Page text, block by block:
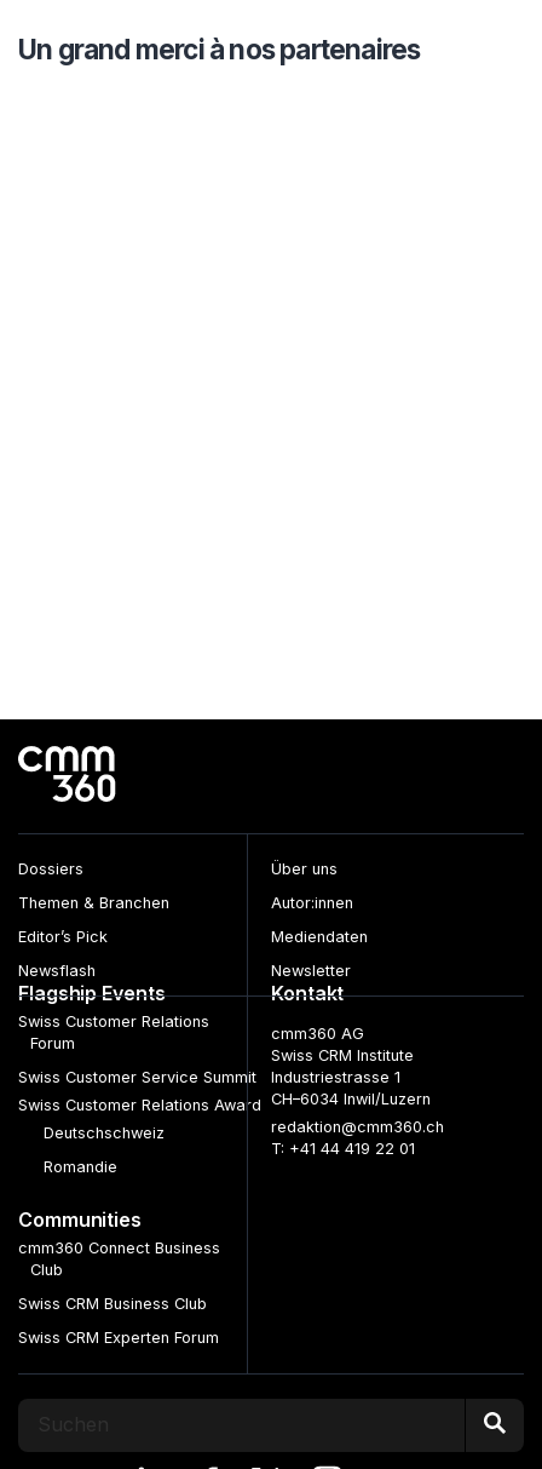
Un grand merci à nos partenaires
Dossiers
Themen & Branchen
Editor’s Pick
Newsflash
Über uns
Autor:innen
Mediendaten
Newsletter
Flagship Events
Swiss Customer Relations
Forum
Swiss Customer Service Summit
Swiss Customer Relations Award
Deutschschweiz
Romandie
Communities
cmm360 Connect Business
Club
Swiss CRM Business Club
Swiss CRM Experten Forum
Kontakt
cmm360 AG
Swiss CRM Institute
Industriestrasse 1
CH–6034 Inwil/Luzern
redaktion@cmm360.ch
T: +41 44 419 22 01